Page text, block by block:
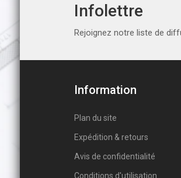
Infolettre
Rejoignez notre liste de
Information
Plan du site
Expédition & retours
Avis de confidentialité
Conditions d'utilisation